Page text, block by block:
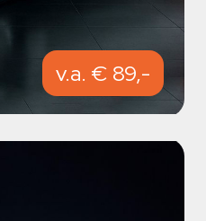
v.a. € 89,-